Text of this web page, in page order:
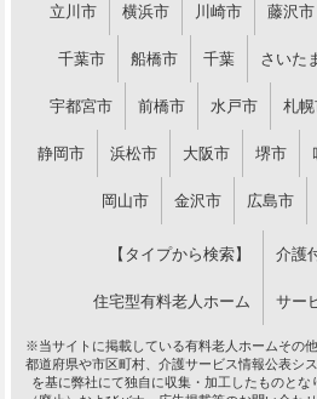
立川市 横浜市 川崎市 藤沢市
千葉市 船橋市 千葉 さいた
宇都宮市 前橋市 水戸市 札
静岡市 浜松市 大阪市 堺市
岡山市 金沢市 広島市
【タイプから検索】 介護
住宅型有料老人ホーム サー
※当サイトに掲載している有料老人ホームその
都道府県や市区町村、介護サービス情報公表シ
を基に弊社にて独自に収集・加工したものと